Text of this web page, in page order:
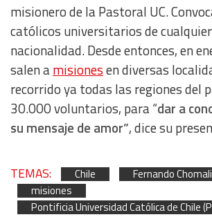
misionero de la Pastoral UC.
católicos universitarios de
nacionalidad. Desde entonces, en
salen amisionesen diversas
recorrido ya todas las regiones del
30.000 voluntarios, para “dar a
su mensaje de amor”, dice su
TEMAS: Chile
Fernando Chomali
misiones
Pontificia Universidad Católica de Chile
Measure advertising performance
Measure content performance
Understand audiences through statistics
of data from different sources
Develop and improve services
Use limited data to select content